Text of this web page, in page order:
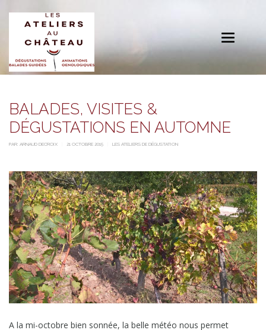
Toggle
BALADES, VISITES &
DÉGUSTATIONS EN AUTOMNE
PAR: ARNAUD DECROIX 21 OCTOBRE 2015 LES ATELIERS DE DÉGUSTATION
A la mi-octobre bien sonnée, la belle météo nous permet